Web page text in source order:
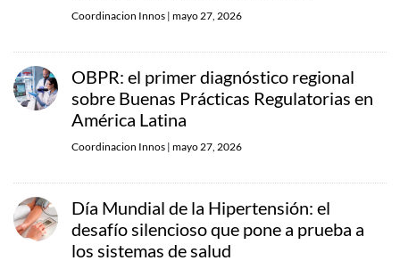
Coordinacion Innos | mayo 27, 2026
OBPR: el primer diagnóstico regional
sobre Buenas Prácticas Regulatorias en
América Latina
Coordinacion Innos | mayo 27, 2026
Día Mundial de la Hipertensión: el
desafío silencioso que pone a prueba a
los sistemas de salud